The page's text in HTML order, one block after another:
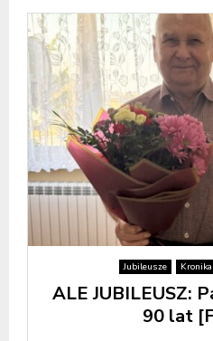
Jubileusze Kronika
ALE JUBILEUSZ:
90 lat